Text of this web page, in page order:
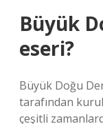
Büyük
eseri?
Büyük Doğu
tarafından
çeşitli